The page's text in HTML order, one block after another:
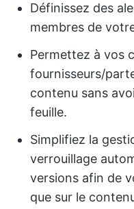
Définissez des
membres de
Permettez à vos
fournisseurs/
contenu sans
feuille.
Simplifiez la
verrouillage
versions afin de
que sur le